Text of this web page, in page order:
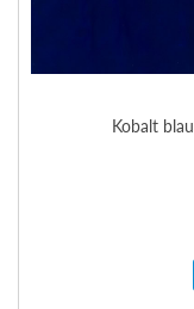
Kobalt